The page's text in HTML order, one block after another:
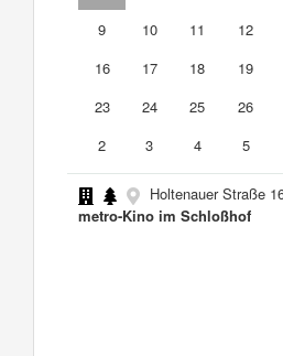
9
10 11 12
16
17 18 19
23
24 25 26
2
3 4 5
Holtenauer Straße
metro-Kino im Schloßhof